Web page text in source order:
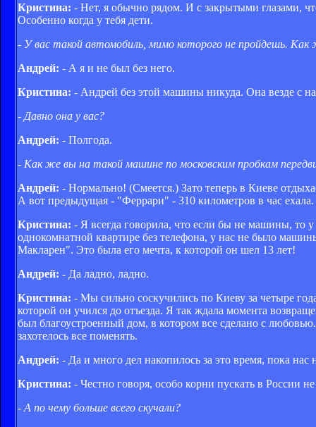
Кристина: - Нет, я обычно рядом. И с закрытыми глазами,
Особенно когда у тебя дети.
- У вас такой автомобиль, мимо которого не пройдешь.
Андрей: - А я и не был без него.
Кристина: - Андрей без этой машины никуда. Она везде с
- Давно она у вас?
Андрей: - Полгода.
- Как же вы на такой машине по московским пробкам
Андрей: - Нормально! (Смеется.) Зато теперь в Киеве
А вот предыдущая - "Феррари" - 310 километров в час ехала.
Кристина: - Я всегда говорила, что если бы не машины, то
однокомнатной квартире без телефона, у нас не было
Макларен". Это была его мечта, к которой он шел 13 лет!
Андрей: - Да ладно, ладно.
Кристина: - Мы сильно соскучились по Киеву за четыре
которой он учился до отъезда. Я так ждала момента
был благоустроенный дом, в котором все сделано с
захотелось все поменять.
Андрей: - Да и много дел накопилось за это время, пока
Кристина: - Честно говоря, особо корни пускать в России
- А по чему больше всего скучали?